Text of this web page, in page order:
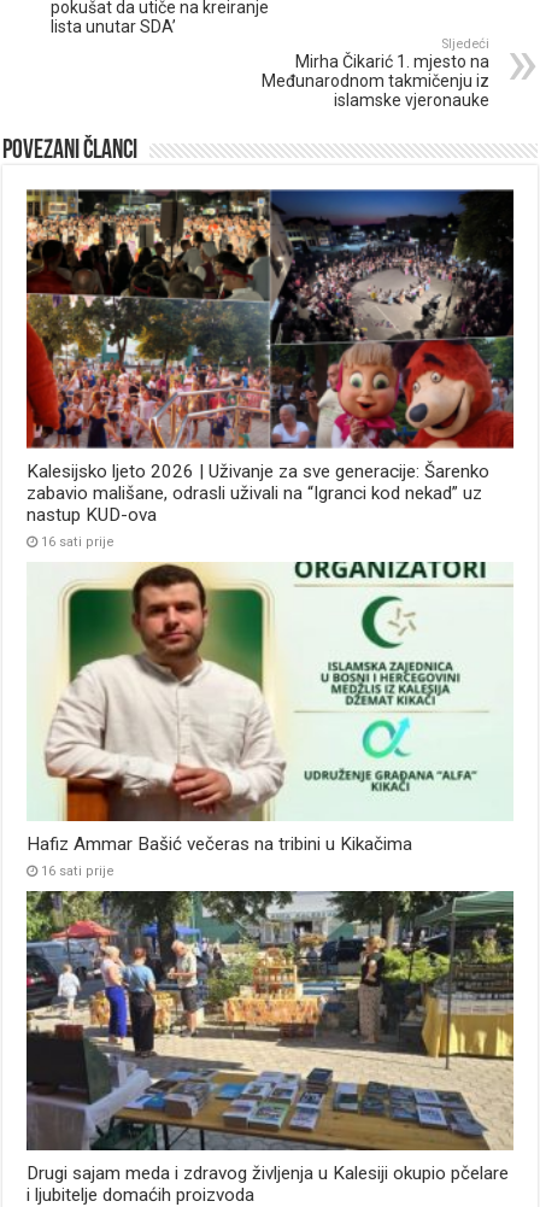
pokušat da utiče na kreiranje
lista unutar SDA’
Sljedeći
Mirha Čikarić 1. mjesto na
Međunarodnom takmičenju iz
islamske vjeronauke
Povezani članci
Kalesijsko ljeto 2026 | Uživanje za sve generacije: Šarenko
zabavio mališane, odrasli uživali na “Igranci kod nekad” uz
nastup KUD-ova
16 sati prije
Hafiz Ammar Bašić večeras na tribini u Kikačima
16 sati prije
Drugi sajam meda i zdravog življenja u Kalesiji okupio pčelare
i ljubitelje domaćih proizvoda